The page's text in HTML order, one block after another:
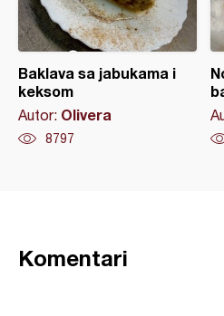
Baklava sa jabukama i
keksom
Autor: Olivera
8797
Komentari